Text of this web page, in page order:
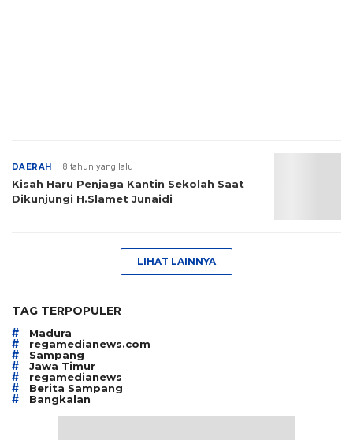
DAERAH 8 tahun yang lalu
Kisah Haru Penjaga Kantin Sekolah Saat
Dikunjungi H.Slamet Junaidi
LIHAT LAINNYA
TAG TERPOPULER
# Madura
# regamedianews.com
# Sampang
# Jawa Timur
# regamedianews
# Berita Sampang
# Bangkalan